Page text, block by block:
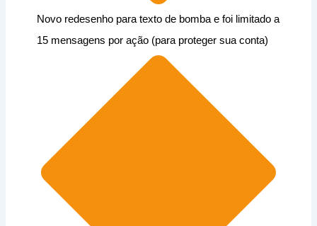
Novo redesenho para texto de bomba e foi limitado a
15 mensagens por ação (para proteger sua conta)